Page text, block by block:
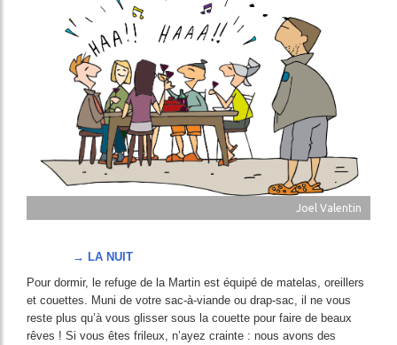
Joel Valentin
→ LA NUIT
Pour dormir, le refuge de la Martin est équipé de matelas, oreillers
et couettes. Muni de votre sac-à-viande ou drap-sac, il ne vous
reste plus qu’à vous glisser sous la couette pour faire de beaux
rêves ! Si vous êtes frileux, n’ayez crainte : nous avons des